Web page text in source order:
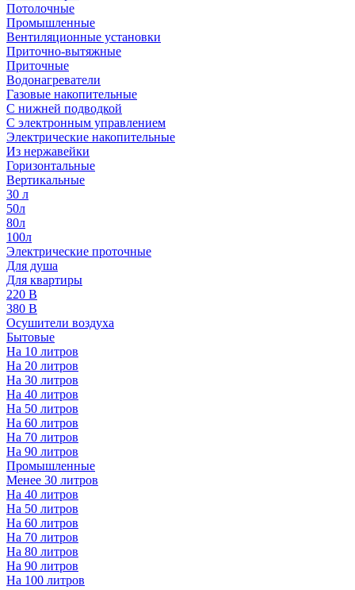
Потолочные
Промышленные
Вентиляционные установки
Приточно-вытяжные
Приточные
Водонагреватели
Газовые накопительные
С нижней подводкой
С электронным управлением
Электрические накопительные
Из нержавейки
Горизонтальные
Вертикальные
30 л
50л
80л
100л
Электрические проточные
Для душа
Для квартиры
220 В
380 В
Осушители воздуха
Бытовые
На 10 литров
На 20 литров
На 30 литров
На 40 литров
На 50 литров
На 60 литров
На 70 литров
На 90 литров
Промышленные
Менее 30 литров
На 40 литров
На 50 литров
На 60 литров
На 70 литров
На 80 литров
На 90 литров
На 100 литров